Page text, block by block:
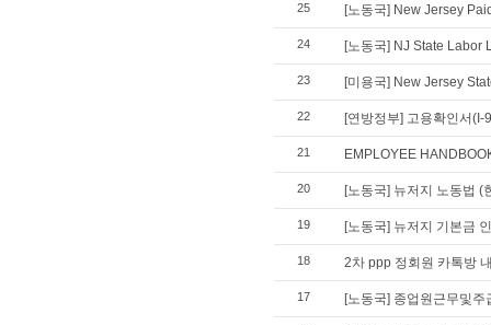
25 [노동국] New Jersey
24 [노동국] NJ State Labor
23 [미용국] New Jersey
22 [연방정부] 고용확인서(I-
21 EMPLOYEE
20 [노동국] 뉴저지 노동법 (
19 [노동국] 뉴저지 기본금
18 2차 ppp 정회원 카톡방
17 [노동국] 종업원근무및주